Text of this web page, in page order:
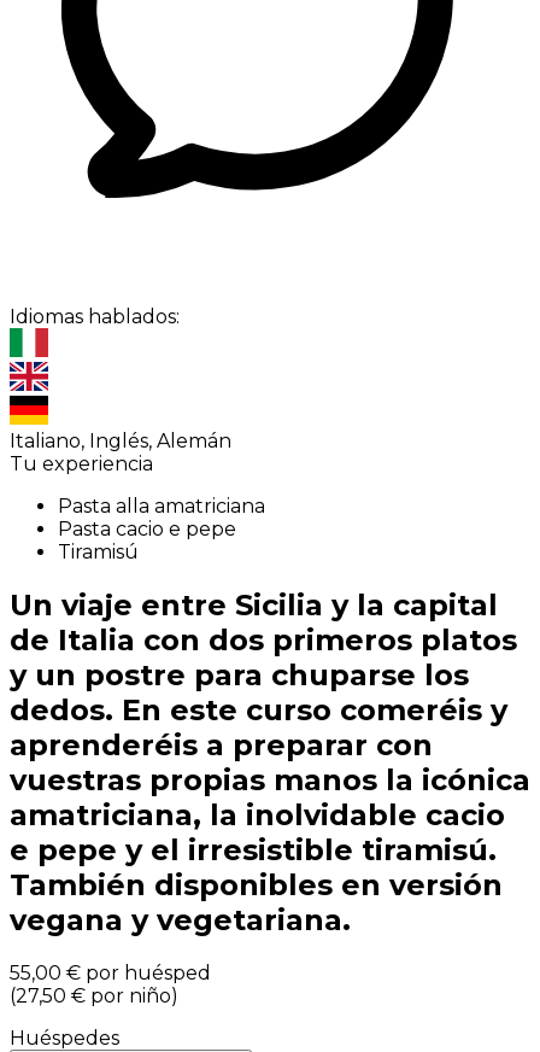
Idiomas hablados:
Italiano, Inglés, Alemán
Tu experiencia
Pasta alla amatriciana
Pasta cacio e pepe
Tiramisú
Un viaje entre Sicilia y la capital
de Italia con dos primeros platos
y un postre para chuparse los
dedos. En este curso comeréis y
aprenderéis a preparar con
vuestras propias manos la icónica
amatriciana, la inolvidable cacio
e pepe y el irresistible tiramisú.
También disponibles en versión
vegana y vegetariana.
55,00 € por huésped
(27,50 € por niño)
Huéspedes